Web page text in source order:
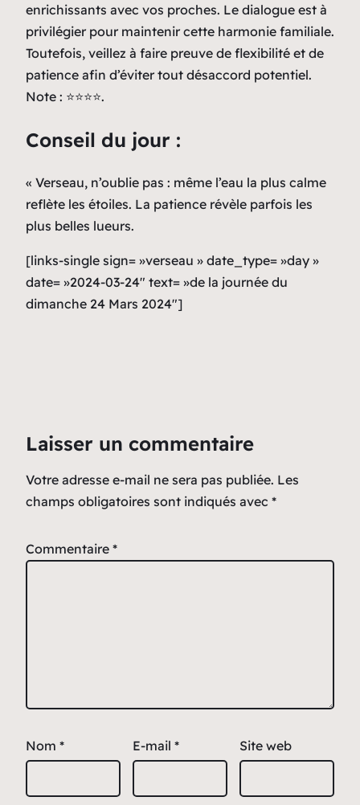
enrichissants avec vos proches. Le dialogue est à
privilégier pour maintenir cette harmonie familiale.
Toutefois, veillez à faire preuve de flexibilité et de
patience afin d’éviter tout désaccord potentiel.
Note : ⭐⭐⭐⭐.
Conseil du jour :
« Verseau, n’oublie pas : même l’eau la plus calme
reflète les étoiles. La patience révèle parfois les
plus belles lueurs.
[links-single sign= »verseau » date_type= »day »
date= »2024-03-24″ text= »de la journée du
dimanche 24 Mars 2024″]
Laisser un commentaire
Votre adresse e-mail ne sera pas publiée. Les
champs obligatoires sont indiqués avec *
Commentaire *
Nom * E-mail * Site web